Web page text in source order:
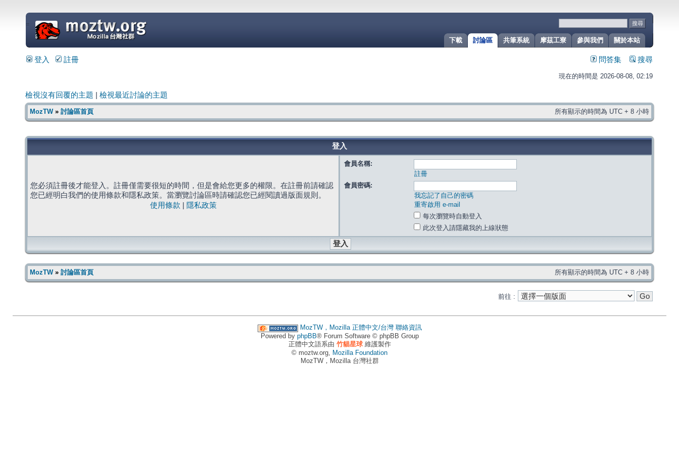
關於本站
參與我們
摩茲工寮
共筆系統
討論區
下載
=
登入 註冊 問答集 搜尋
現在的時間是 2026-08-08, 02:19
檢視沒有回覆的主題 檢視最近討論的主題
MozTW» 討論區首頁 所有顯示的時間為 UTC + 8 小時
登入
您必須註冊後才能登入。註冊僅需要很短的時間，但是會給您更多的權限。在註冊前請確認
您已經明白我們的使用條款和隱私政策。當瀏覽討論區時請確認您已經閱讀過版面規則。
使用條款
隱私政策
會員名稱:
註冊
會員密碼:
我忘記了自己的密碼
重寄啟用 e-mail
每次瀏覽時自動登入
此次登入請隱藏我的上線狀態
MozTW» 討論區首頁 所有顯示的時間為 UTC + 8 小時
前往 :
MozTW，Mozilla 正體中文/台灣 聯絡資訊
Powered by phpBB® Forum Software © phpBB Group
正體中文語系由 竹貓星球維護製作
© moztw.org, Mozilla Foundation
MozTW，Mozilla 台灣社群